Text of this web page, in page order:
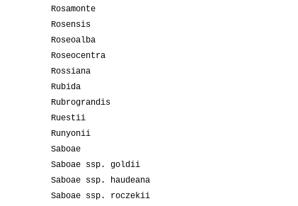
Rosamonte
Rosensis
Roseoalba
Roseocentra
Rossiana
Rubida
Rubrograndis
Ruestii
Runyonii
Saboae
Saboae ssp. goldii
Saboae ssp. haudeana
Saboae ssp. roczekii